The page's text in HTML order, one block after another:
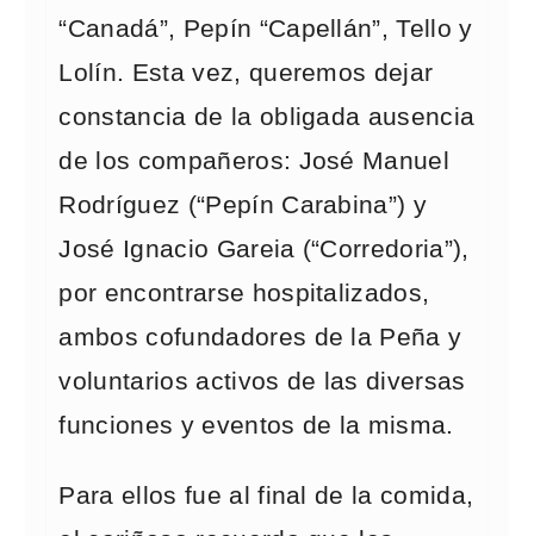
“Canadá”, Pepín “Capellán”, Tello y
Lolín. Esta vez, queremos dejar
constancia de la obligada ausencia
de los compañeros: José Manuel
Rodríguez (“Pepín Carabina”) y
José Ignacio Gareia (“Corredoria”),
por encontrarse hospitalizados,
ambos cofundadores de la Peña y
voluntarios activos de las diversas
funciones y eventos de la misma.
Para ellos fue al final de la comida,